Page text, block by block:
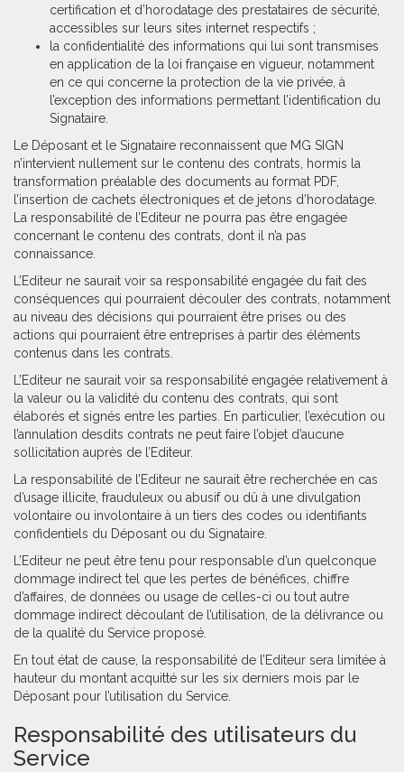
certification et d’horodatage des prestataires de sécurité,
accessibles sur leurs sites internet respectifs ;
la confidentialité des informations qui lui sont transmises
en application de la loi française en vigueur, notamment
en ce qui concerne la protection de la vie privée, à
l’exception des informations permettant l’identification du
Signataire.
Le Déposant et le Signataire reconnaissent que MG SIGN
n’intervient nullement sur le contenu des contrats, hormis la
transformation préalable des documents au format PDF,
l’insertion de cachets électroniques et de jetons d’horodatage.
La responsabilité de l’Editeur ne pourra pas être engagée
concernant le contenu des contrats, dont il n’a pas
connaissance.
L’Editeur ne saurait voir sa responsabilité engagée du fait des
conséquences qui pourraient découler des contrats, notamment
au niveau des décisions qui pourraient être prises ou des
actions qui pourraient être entreprises à partir des éléments
contenus dans les contrats.
L’Editeur ne saurait voir sa responsabilité engagée relativement à
la valeur ou la validité du contenu des contrats, qui sont
élaborés et signés entre les parties. En particulier, l’exécution ou
l’annulation desdits contrats ne peut faire l’objet d’aucune
sollicitation auprès de l’Editeur.
La responsabilité de l’Editeur ne saurait être recherchée en cas
d’usage illicite, frauduleux ou abusif ou dû à une divulgation
volontaire ou involontaire à un tiers des codes ou identifiants
confidentiels du Déposant ou du Signataire.
L’Editeur ne peut être tenu pour responsable d’un quelconque
dommage indirect tel que les pertes de bénéfices, chiffre
d’affaires, de données ou usage de celles-ci ou tout autre
dommage indirect découlant de l’utilisation, de la délivrance ou
de la qualité du Service proposé.
En tout état de cause, la responsabilité de l’Editeur sera limitée à
hauteur du montant acquitté sur les six derniers mois par le
Déposant pour l’utilisation du Service.
Responsabilité des utilisateurs du
Service